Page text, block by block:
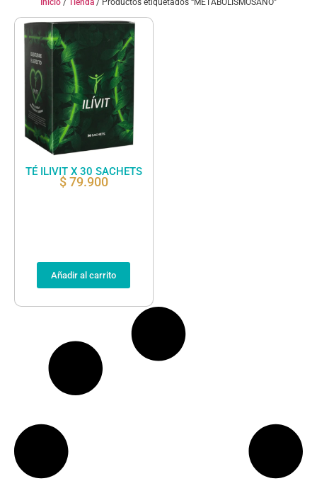
Inicio / Tienda / Productos etiquetados “METABOLISMOSANO”
TÉ ILIVIT X 30 SACHETS
$79.900
Añadir al carrito